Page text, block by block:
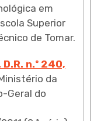
em
Superior
de Tomar.
n.º 240,
da
Geral do